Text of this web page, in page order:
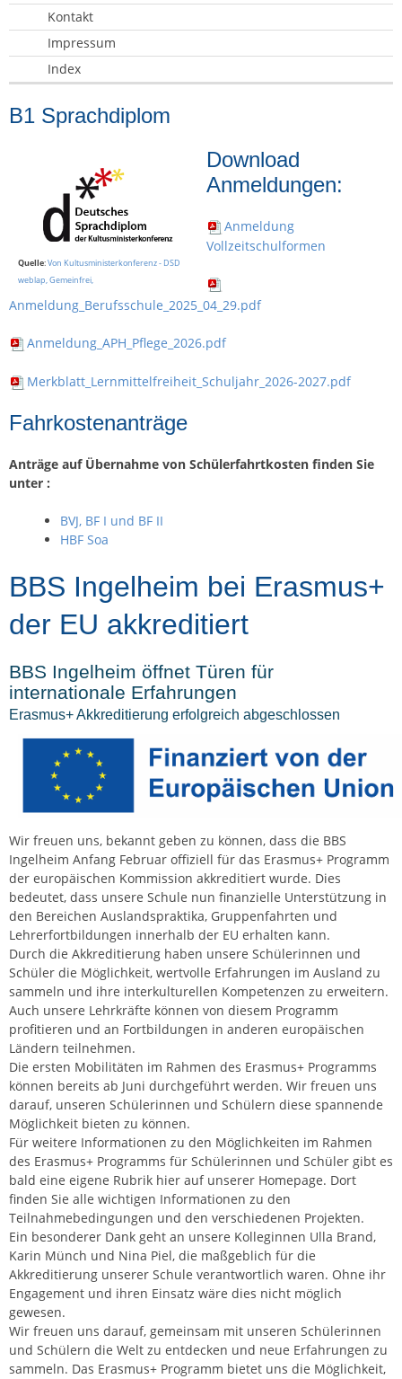
Kontakt
Impressum
Index
B1 Sprachdiplom
Quelle:Von Kultusministerkonferenz - DSD
weblap, Gemeinfrei,
Download
Anmeldungen:
Anmeldung
Vollzeitschulformen
Anmeldung_Berufsschule_2025_04_29.pdf
Anmeldung_APH_Pflege_2026.pdf
Merkblatt_Lernmittelfreiheit_Schuljahr_2026-2027.pdf
Fahrkostenanträge
Anträge auf Übernahme von Schülerfahrtkosten finden Sie
unter :
BVJ, BF I und BF II
HBF Soa
BBS Ingelheim bei Erasmus+
der EU akkreditiert
BBS Ingelheim öffnet Türen für
internationale Erfahrungen
Erasmus+ Akkreditierung erfolgreich abgeschlossen
Wir freuen uns, bekannt geben zu können, dass die BBS
Ingelheim Anfang Februar offiziell für das Erasmus+ Programm
der europäischen Kommission akkreditiert wurde. Dies
bedeutet, dass unsere Schule nun finanzielle Unterstützung in
den Bereichen Auslandspraktika, Gruppenfahrten und
Lehrerfortbildungen innerhalb der EU erhalten kann.
Durch die Akkreditierung haben unsere Schülerinnen und
Schüler die Möglichkeit, wertvolle Erfahrungen im Ausland zu
sammeln und ihre interkulturellen Kompetenzen zu erweitern.
Auch unsere Lehrkräfte können von diesem Programm
profitieren und an Fortbildungen in anderen europäischen
Ländern teilnehmen.
Die ersten Mobilitäten im Rahmen des Erasmus+ Programms
können bereits ab Juni durchgeführt werden. Wir freuen uns
darauf, unseren Schülerinnen und Schülern diese spannende
Möglichkeit bieten zu können.
Für weitere Informationen zu den Möglichkeiten im Rahmen
des Erasmus+ Programms für Schülerinnen und Schüler gibt es
bald eine eigene Rubrik hier auf unserer Homepage. Dort
finden Sie alle wichtigen Informationen zu den
Teilnahmebedingungen und den verschiedenen Projekten.
Ein besonderer Dank geht an unsere Kolleginnen Ulla Brand,
Karin Münch und Nina Piel, die maßgeblich für die
Akkreditierung unserer Schule verantwortlich waren. Ohne ihr
Engagement und ihren Einsatz wäre dies nicht möglich
gewesen.
Wir freuen uns darauf, gemeinsam mit unseren Schülerinnen
und Schülern die Welt zu entdecken und neue Erfahrungen zu
sammeln. Das Erasmus+ Programm bietet uns die Möglichkeit,